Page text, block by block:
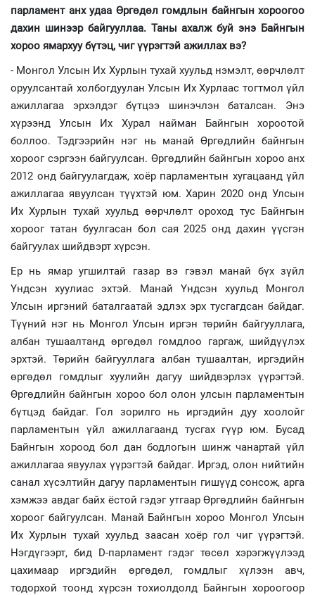
парламент анх удаа Өргөдөл гомдлын байнгын хороогоо
дахин шинээр байгууллаа. Таны ахалж буй энэ Байнгын
хороо ямархуу бүтэц, чиг үүрэгтэй ажиллах вэ?
- Монгол Улсын Их Хурлын тухай хуульд нэмэлт, өөрчлөлт
оруулсантай холбогдуулан Улсын Их Хурлаас тогтмол үйл
ажиллагаа эрхэлдэг бүтцээ шинэчлэн баталсан. Энэ
хүрээнд Улсын Их Хурал найман Байнгын хороотой
боллоо. Тэдгээрийн нэг нь манай Өргөдлийн байнгын
хороог сэргээн байгуулсан. Өргөдлийн байнгын хороо анх
2012 онд байгуулагдаж, хоёр парламентын хугацаанд үйл
ажиллагаа явуулсан түүхтэй юм. Харин 2020 онд Улсын
Их Хурлын тухай хуульд өөрчлөлт ороход тус Байнгын
хороог татан буулгасан бол сая 2025 онд дахин үүсгэн
байгуулах шийдвэрт хүрсэн.
Ер нь ямар угшилтай газар вэ гэвэл манай бүх зүйл
Үндсэн хуулиас эхтэй. Манай Үндсэн хуульд Монгол
Улсын иргэний баталгаатай эдлэх эрх тусгагдсан байдаг.
Түүний нэг нь Монгол Улсын иргэн төрийн байгууллага,
албан тушаалтанд өргөдөл гомдлоо гаргаж, шийдүүлэх
эрхтэй. Төрийн байгууллага албан тушаалтан, иргэдийн
өргөдөл гомдлыг хуулийн дагуу шийдвэрлэх үүрэгтэй.
Өргөдлийн байнгын хороо бол олон улсын парламентын
бүтцэд байдаг. Гол зорилго нь иргэдийн дуу хоолойг
парламентын үйл ажиллагаанд тусгах гүүр юм. Бусад
Байнгын хороод бол дан бодлогын шинж чанартай үйл
ажиллагаа явуулах үүрэгтэй байдаг. Иргэд, олон нийтийн
санал хүсэлтийн дагуу парламентын гишүүд сонсож, арга
хэмжээ авдаг байх ёстой гэдэг утгаар Өргөдлийн байнгын
хороог байгуулсан. Манай Байнгын хороо Монгол Улсын
Их Хурлын тухай хуульд заасан хоёр гол чиг үүрэгтэй.
Нэгдүгээрт, бид D-парламент гэдэг төсөл хэрэгжүүлээд
цахимаар иргэдийн өргөдөл, гомдлыг хүлээн авч,
тодорхой тоонд хүрсэн тохиолдолд Байнгын хороогоор